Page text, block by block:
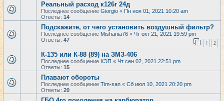
Реальный расход к126г 24д
Последнее сообщение Giorgio « Пн ноя 01, 2021 10:20 am
Ответы: 14
Подскажите, от чего установить воздушный фильтр?
Последнее сообщение Mishania76 « Чт окт 21, 2021 19:59 pm
Ответы: 47 1 2
К-135 или К-88 (89) на ЗМЗ-406
Последнее сообщение КЭП « Чт сен 02, 2021 22:51 pm
Ответы: 15
Плавают обороты
Последнее сообщение Tim-san « Сб июл 10, 2021 20:20 pm
Ответы: 20